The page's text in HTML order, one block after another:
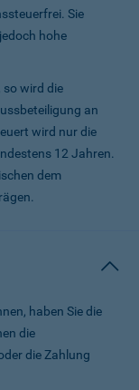
Sie
hohe
so wird die
an
wird nur die
12 Jahren.
dem
haben Sie die
die
die Zahlung